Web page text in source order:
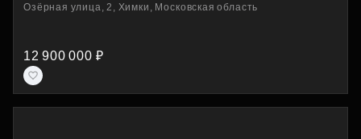
Озёрная улица, 2, Химки, Московская область
12 900 000 ₽